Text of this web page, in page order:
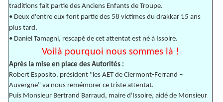
traditions fait partie des Anciens Enfants de Troupe.
• Deux d'entre eux font partie des 58 victimes du drakkar 15 ans
plus tard,
• Daniel Tamagni, rescapé de cet attentat est né à Issoire.
Voilà pourquoi nous sommes là !
Après la mise en place des Autorités :
Robert Esposito, président ''les AET de Clermont-Ferrand –
Auvergne" va nous remémorer ce triste attentat.
Puis Monsieur Bertrand Barraud, maire d'Issoire, aidé de Monsieur